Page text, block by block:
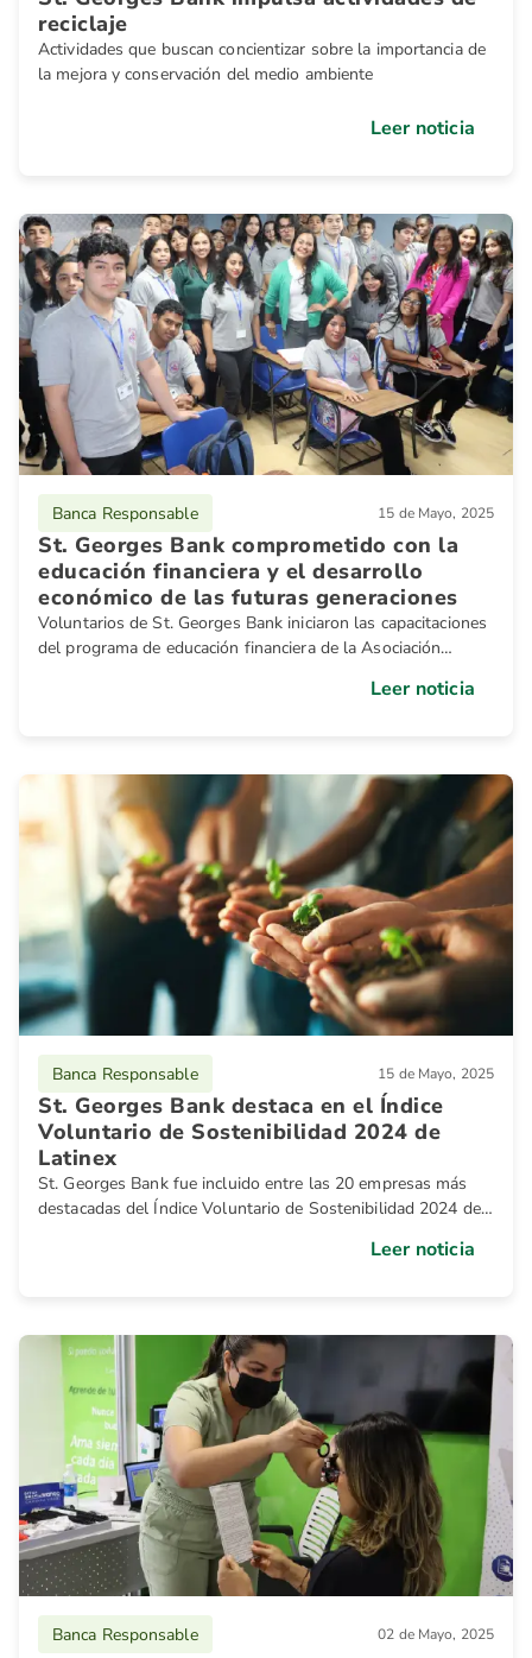
reciclaje
Actividades que buscan concientizar sobre la importancia de
la mejora y conservación del medio ambiente
Leer noticia
Banca Responsable 15 de Mayo, 2025
St. Georges Bank comprometido con la
educación financiera y el desarrollo
económico de las futuras generaciones
Voluntarios de St. Georges Bank iniciaron las capacitaciones
del programa de educación financiera de la Asociación
Leer noticia
Banca Responsable 15 de Mayo, 2025
St. Georges Bank destaca en el Índice
Voluntario de Sostenibilidad 2024 de
Latinex
St. Georges Bank fue incluido entre las 20 empresas más
destacadas del Índice Voluntario de Sostenibilidad 2024 de
Leer noticia
Banca Responsable 02 de Mayo, 2025